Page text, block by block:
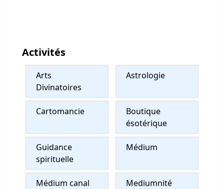
Activités
Arts
Divinatoires
Astrologie
Cartomancie
Boutique
ésotérique
Guidance
spirituelle
Médium
Médium canal
Mediumnité